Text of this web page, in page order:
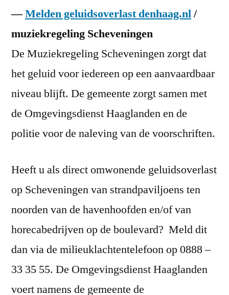
—Melden geluidsoverlast denhaag.nl/
muziekregeling Scheveningen
De Muziekregeling Scheveningen zorgt dat
het geluid voor iedereen op een aanvaardbaar
niveau blijft. De gemeente zorgt samen met
de Omgevingsdienst Haaglanden en de
politie voor de naleving van de voorschriften.
Heeft u als direct omwonende geluidsoverlast
op Scheveningen van strandpaviljoens ten
noorden van de havenhoofden en/of van
horecabedrijven op de boulevard? Meld dit
dan via de milieuklachtentelefoon op 0888 –
33 35 55. De Omgevingsdienst Haaglanden
voert namens de gemeente de